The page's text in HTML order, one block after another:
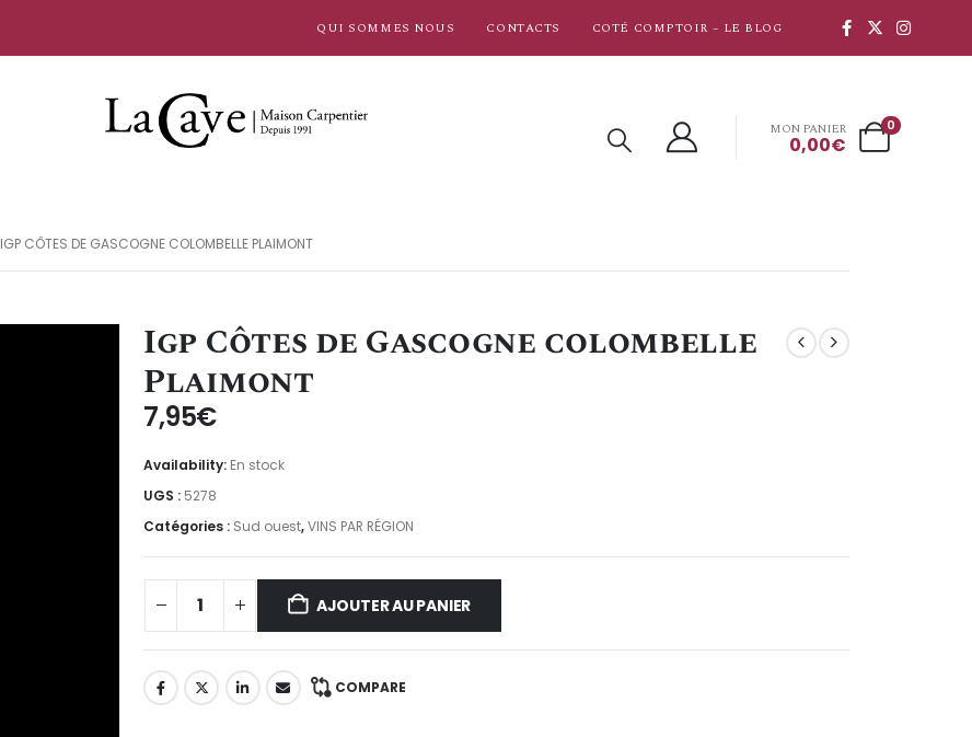
QUI SOMMES NOUS CONTACTS COTÉ COMPTOIR – LE BLOG
0
MON PANIER
0,00€
IGP CÔTES DE GASCOGNE COLOMBELLE PLAIMONT
Igp Côtes de Gascogne colombelle
Plaimont
7,95€
Availability: En stock
UGS : 5278
Catégories : Sud ouest,VINS PAR RÉGION
AJOUTER AU PANIER
COMPARE